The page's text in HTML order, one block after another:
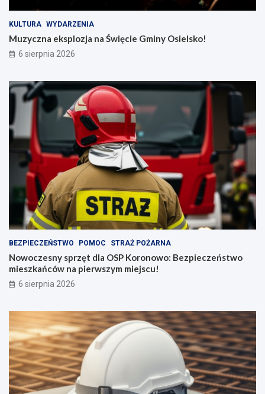
KULTURA WYDARZENIA
Muzyczna eksplozja na Święcie Gminy Osielsko!
6 sierpnia 2026
BEZPIECZEŃSTWO POMOC STRAŻ POŻARNA
Nowoczesny sprzęt dla OSP Koronowo: Bezpieczeństwo
mieszkańców na pierwszym miejscu!
6 sierpnia 2026